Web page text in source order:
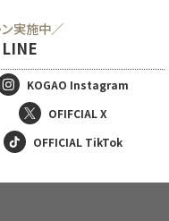
実施中／
KOGAO Instagram
OFIFCIAL X
OFFICIAL TikTok